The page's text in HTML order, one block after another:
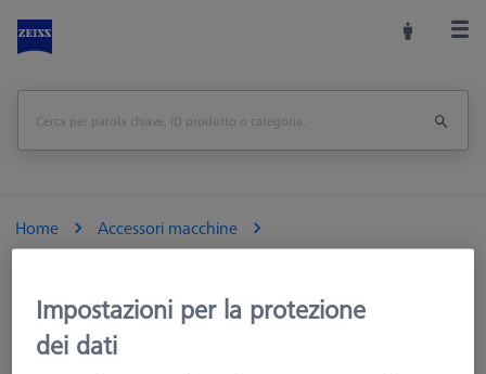
Home
Accessori macchine
<<Panoramica
Impostazioni per la protezione
dei dati